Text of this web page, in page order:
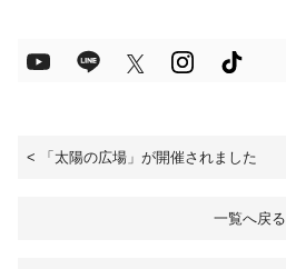
< 「太陽の広場」が開催されました
一覧へ戻る